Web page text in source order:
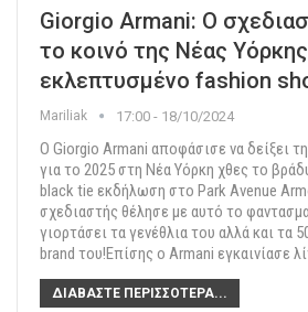
Giorgio Armani: Ο
το κοινό της Νέας
εκλεπτυσμένο fashion
Mariliak 17:00 - 18/10/2024
Ο Giorgio Armani αποφάσισε να δείξει
για το 2025 στη Νέα Υόρκη χθες το
black tie εκδήλωση στο Park Avenue
σχεδιαστής θέλησε με αυτό το
γιορτάσει τα γενέθλια του αλλά και τα
brand του!Επίσης ο Αrmani εγκαινίασε
ΔΙΑΒΆΣΤΕ ΠΕΡΙΣΣΌΤΕΡΑ...